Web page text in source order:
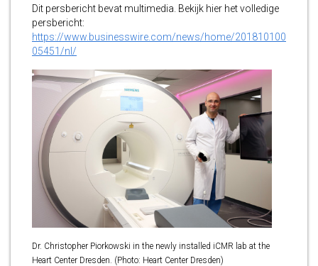
Dit persbericht bevat multimedia. Bekijk hier het volledige
persbericht:
https://www.businesswire.com/news/home/201810100
05451/nl/
Dr. Christopher Piorkowski in the newly installed iCMR lab at the
Heart Center Dresden. (Photo: Heart Center Dresden)